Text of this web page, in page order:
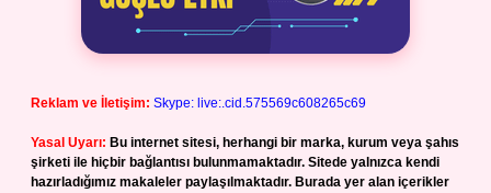
Reklam ve İletişim: Skype: live:.cid.575569c608265c69
Yasal Uyarı: Bu internet sitesi, herhangi bir marka, kurum veya şahıs
şirketi ile hiçbir bağlantısı bulunmamaktadır. Sitede yalnızca kendi
hazırladığımız makaleler paylaşılmaktadır. Burada yer alan içerikler